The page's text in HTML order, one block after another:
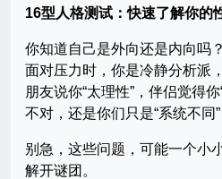
16型人格测试：快速了解你的
你知道自己是外向还是内向吗？
面对压力时，你是冷静分析派
朋友说你“太理性”，伴侣觉得
不对，还是你们只是“系统不同”
别急，这些问题，可能一个小
解开谜团。